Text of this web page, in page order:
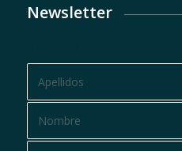
Newsletter